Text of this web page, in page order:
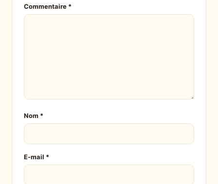
Commentaire *
Nom *
E-mail *